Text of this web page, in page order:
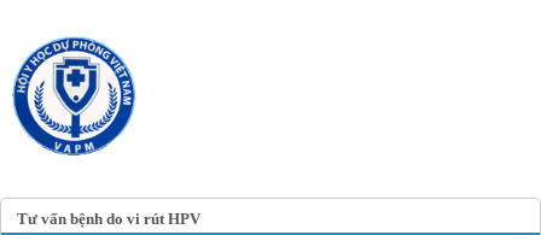
Tư vấn bệnh do vi rút HPV